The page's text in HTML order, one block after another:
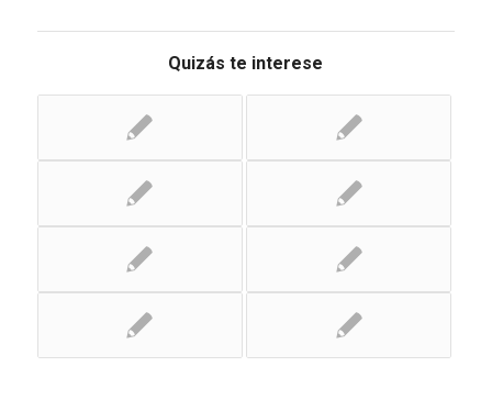
Quizás te interese